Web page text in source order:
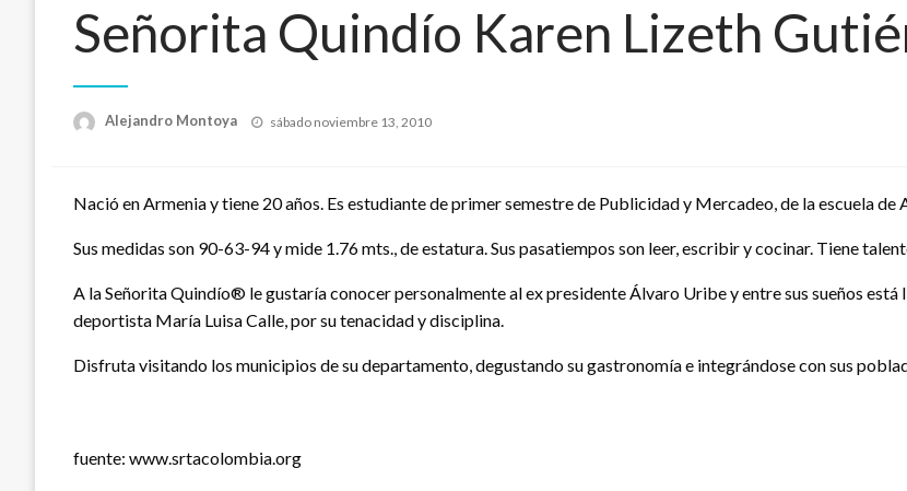
Señorita Quindío Karen Lizeth
Alejandro Montoya
Publicado
sábado noviembre 13, 2010
Nació en Armenia y tiene 20 años. Es estudiante de primer semestre de Publicidad y Mercadeo, de la escuela
Sus medidas son 90-63-94 y mide 1.76 mts., de estatura. Sus pasatiempos son leer, escribir y cocinar. Tiene
A la Señorita Quindío® le gustaría conocer personalmente al ex presidente Álvaro Uribe y entre sus sueños está
deportista María Luisa Calle, por su tenacidad y disciplina.
Disfruta visitando los municipios de su departamento, degustando su gastronomía e integrándose con sus
fuente: www.srtacolombia.org